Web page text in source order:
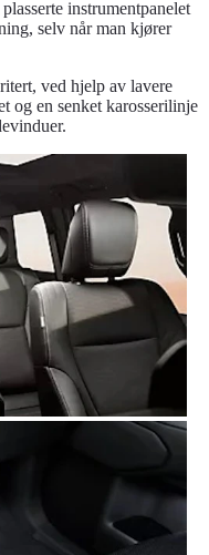
instrumentpanelet
selv når man kjører
ved hjelp av lavere
og en senket karosserilinje